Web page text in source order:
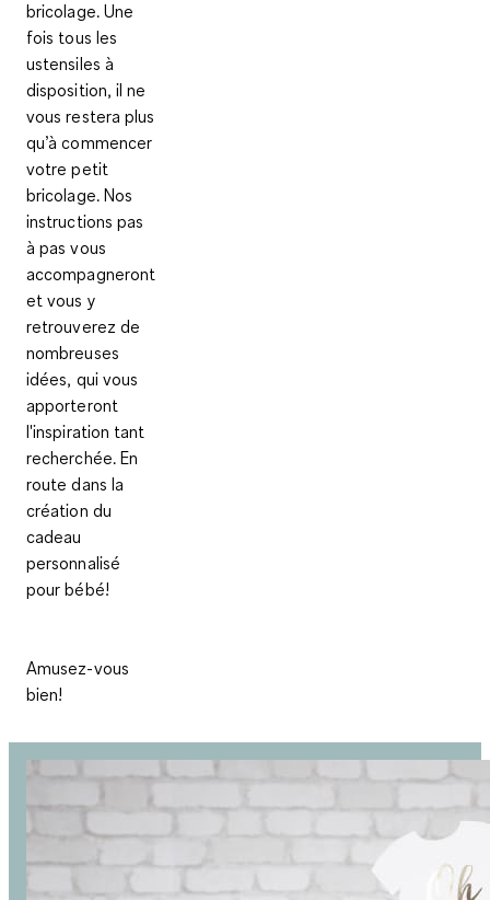
bricolage. Une
fois tous les
ustensiles à
disposition, il ne
vous restera plus
qu’à commencer
votre petit
bricolage. Nos
instructions pas
à pas vous
accompagneront
et vous y
retrouverez de
nombreuses
idées, qui vous
apporteront
l'inspiration tant
recherchée. En
route dans la
création du
cadeau
personnalisé
pour bébé!
Amusez-vous
bien!